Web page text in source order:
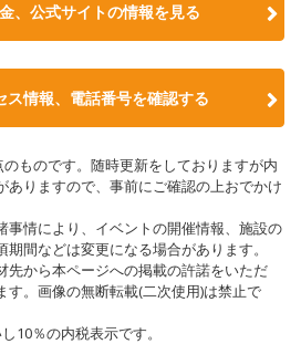
、公式サイトの情報を見る
ス情報、電話番号を確認する
ものです。随時更新をしておりますが内
ありますので、事前にご確認の上おでかけ
情により、イベントの開催情報、施設の
間などは変更になる場合があります。
から本ページへの掲載の許諾をいただ
す。画像の無断転載(二次使用)は禁止で
10％の内税表示です。